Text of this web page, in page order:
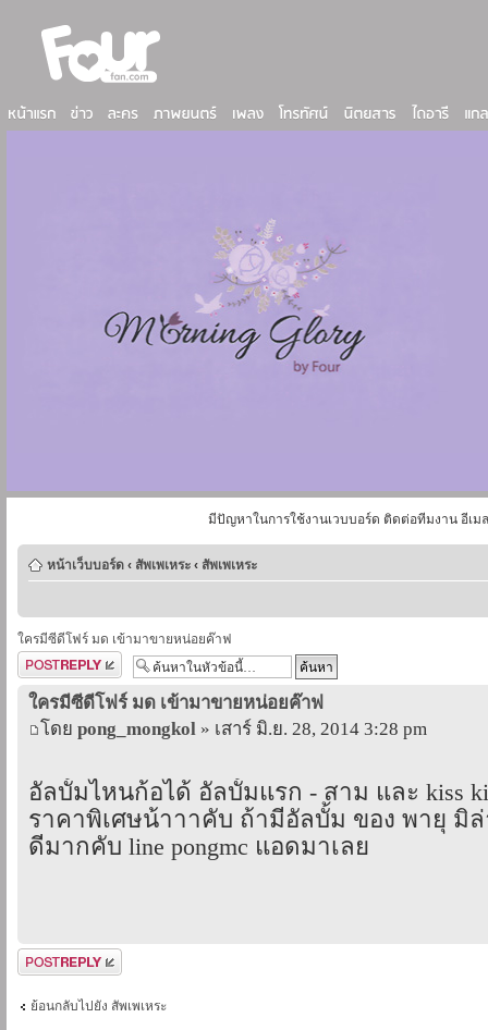
มีปัญหาในการใช้งานเวบบอร์ด ติดต่อทีมงาน อีเม
หน้าเว็บบอร์ด ‹ สัพเพเหระ ‹ สัพเพเหระ
ใครมีซีดีโฟร์ มด เข้ามาขายหน่อยค๊าฟ
ตอบกระทู้
ใครมีซีดีโฟร์ มด เข้ามาขายหน่อยค๊าฟ
โดย pong_mongkol » เสาร์ มิ.ย. 28, 2014 3:28 pm
อัลบั้มไหนก้อได้ อัลบั้มแรก - สาม และ kiss
ราคาพิเศษน้าาาคับ ถ้ามีอัลบั้ม ของ พายุ มิ
ดีมากคับ line pongmc แอดมาเลย
ตอบกระทู้
ย้อนกลับไปยัง สัพเพเหระ